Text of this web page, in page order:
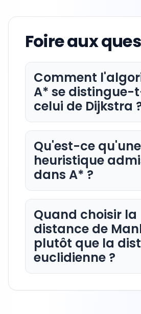
Foire aux
Comment
A* se distingue-
celui de Dijkstra
Qu'est-ce qu'une
heuristique
dans A* ?
Quand choisir la
distance de
plutôt que la
euclidienne ?